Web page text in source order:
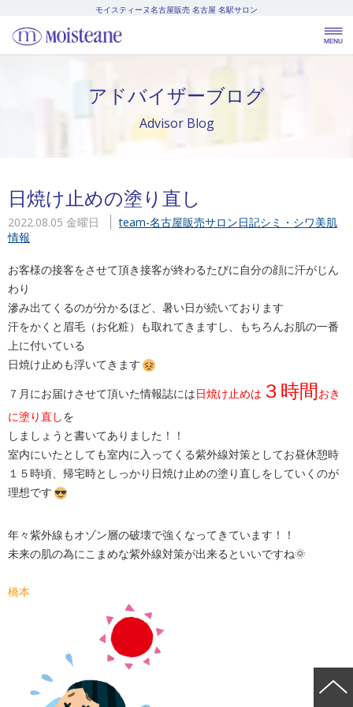
モイスティーヌ名古屋販売 名古屋 名駅サロン
アドバイザーブログ
Advisor Blog
日焼け止めの塗り直し
2022.08.05 金曜日 team-名古屋販売サロン日記シミ・シワ美肌
情報
お客様の接客をさせて頂き接客が終わるたびに自分の顔に汗がじん
わり
滲み出てくるのが分かるほど、暑い日が続いております
汗をかくと眉毛（お化粧）も取れてきますし、もちろんお肌の一番
上に付いている
日焼け止めも浮いてきます
７月にお届けさせて頂いた情報誌には日焼け止めは ３時間おき
に塗り直しを
しましょうと書いてありました！！
室内にいたとしても室内に入ってくる紫外線対策としてお昼休憩時
１５時頃、帰宅時としっかり日焼け止めの塗り直しをしていくのが
理想です
年々紫外線もオゾン層の破壊で強くなってきています！！
未来の肌の為にこまめな紫外線対策が出来るといいですね🌞
橋本